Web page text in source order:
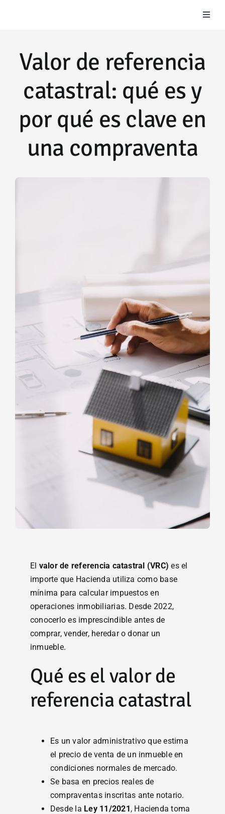
Valor de referencia
catastral: qué es y
por qué es clave en
una compraventa
El valor de referencia catastral (VRC) es el
importe que Hacienda utiliza como base
mínima para calcular impuestos en
operaciones inmobiliarias. Desde 2022,
conocerlo es imprescindible antes de
comprar, vender, heredar o donar un
inmueble.
Qué es el valor de
referencia catastral
Es un valor administrativo que estima
el precio de venta de un inmueble en
condiciones normales de mercado.
Se basa en precios reales de
compraventas inscritas ante notario.
Desde la Ley 11/2021, Hacienda toma